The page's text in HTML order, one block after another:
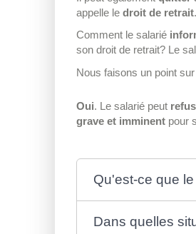
appelle le droit de retrait.
Comment le salarié
son droit de retrait? Le
Nous faisons un point
Oui. Le salarié peut
grave et imminent pour
Qu'est-ce que
Dans quelles